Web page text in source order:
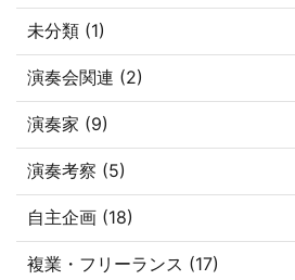
未分類 (1)
演奏会関連 (2)
演奏家 (9)
演奏考察 (5)
自主企画 (18)
複業・フリーランス (17)